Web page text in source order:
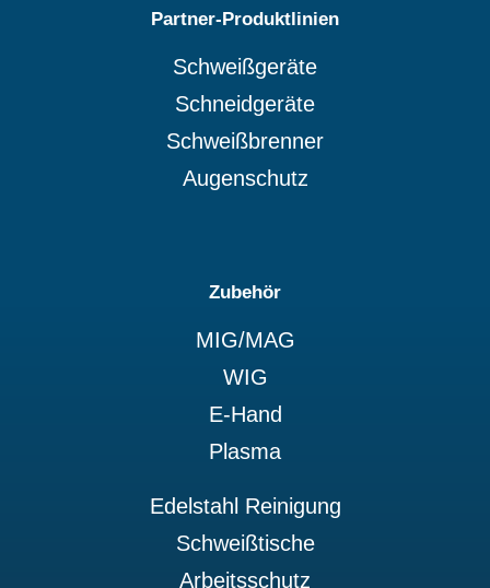
Partner-Produktlinien
Schweißgeräte
Schneidgeräte
Schweißbrenner
Augenschutz
Zubehör
MIG/MAG
WIG
E-Hand
Plasma
Edelstahl Reinigung
Schweißtische
Arbeitsschutz